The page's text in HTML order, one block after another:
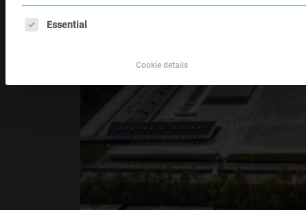
Di seguito sono elencati i gruppi di servizi per i quali è
Essential
Cookie details